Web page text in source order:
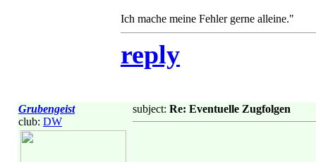
Ich mache meine Fehler gerne alleine."
reply
Grubengeist
club: DW
subject: Re: Eventuelle Zugfolgen